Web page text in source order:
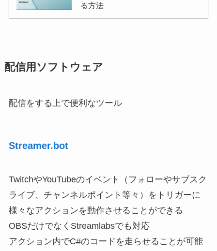
る方法
配信用ソフトウェア
配信をする上で便利なツール
Streamer.bot
TwitchやYouTubeのイベント（フォローやサブスク
ライブ、チャンネルポイント等々）をトリガーに
様々なアクションを動作させることができる
OBSだけでなくStreamlabsでも対応
アクション内でC#のコードを走らせることが可能